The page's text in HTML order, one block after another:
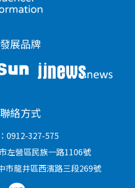
發展品牌
聯絡方式
0912-327-575
左營區民族一路1106號
市龍井區西濱路三段269號